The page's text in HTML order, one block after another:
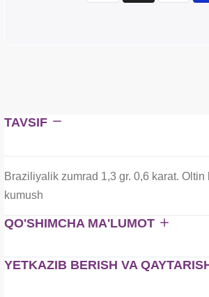
TAVSIF
Braziliyalik zumrad 1,3 gr. 0,6 karat.
kumush
QO'SHIMCHA MA'LUMOT
YETKAZIB BERISH VA